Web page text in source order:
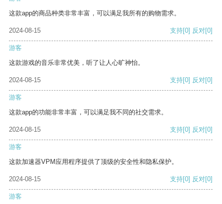
这款app的商品种类非常丰富，可以满足我所有的购物需求。
2024-08-15 支持[0] 反对[0]
游客
这款游戏的音乐非常优美，听了让人心旷神怡。
2024-08-15 支持[0] 反对[0]
游客
这款app的功能非常丰富，可以满足我不同的社交需求。
2024-08-15 支持[0] 反对[0]
游客
这款加速器VPM应用程序提供了顶级的安全性和隐私保护。
2024-08-15 支持[0] 反对[0]
游客